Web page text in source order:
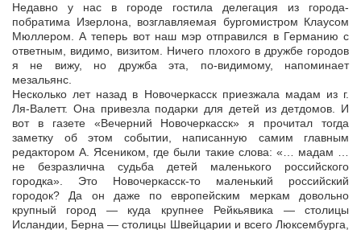
Недавно у нас в городе гостила делегация из города-
побратима Изерлона, возглавляемая бургомистром Клаусом
Мюллером. А теперь вот наш мэр отправился в Германию с
ответным, видимо, визитом. Ничего плохого в дружбе городов
я не вижу, но дружба эта, по-видимому, напоминает
мезальянс.
Несколько лет назад в Новочеркасск приезжала мадам из г.
Ля-Валетт. Она привезла подарки для детей из детдомов. И
вот в газете «Вечерний Новочеркасск» я прочитал тогда
заметку об этом событии, написанную самим главным
редактором А. Ясеником, где были такие слова: «… мадам …
не безразлична судьба детей маленького российского
городка». Это Новочеркасск-то маленький российский
городок? Да он даже по европейским меркам довольно
крупный город — куда крупнее Рейкьявика — столицы
Исландии, Берна — столицы Швейцарии и всего Люксембурга,